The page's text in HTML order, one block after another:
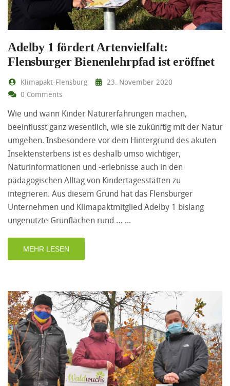
Adelby 1 fördert Artenvielfalt:
Flensburger Bienenlehrpfad ist eröffnet
Klimapakt-Flensburg
23. November 2020
0 Comments
Wie und wann Kinder Naturerfahrungen machen,
beeinflusst ganz wesentlich, wie sie zukünftig mit der Natur
umgehen. Insbesondere vor dem Hintergrund des akuten
Insektensterbens ist es deshalb umso wichtiger,
Naturinformationen und -erlebnisse auch in den
pädagogischen Alltag von Kindertagesstätten zu
integrieren. Aus diesem Grund hat das Flensburger
Unternehmen und Klimapaktmitglied Adelby 1 bislang
ungenutzte Grünflächen rund …
MEHR LESEN